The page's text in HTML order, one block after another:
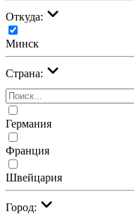
Откуда:
Минск
Страна:
Германия
Франция
Швейцария
Город: